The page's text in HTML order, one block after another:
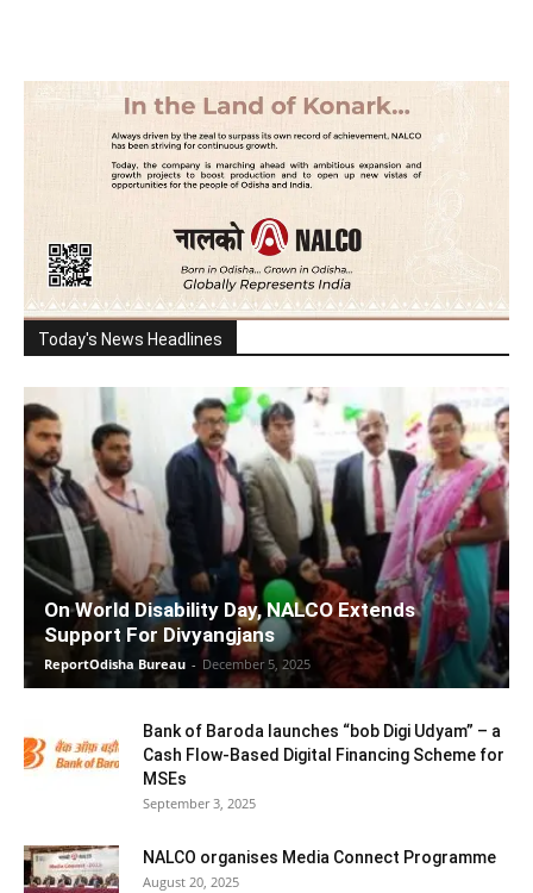
Today's News Headlines
On World Disability Day, NALCO Extends
Support For Divyangjans
ReportOdisha Bureau - December 5, 2025
Bank of Baroda launches “bob Digi Udyam” – a
Cash Flow-Based Digital Financing Scheme for
MSEs
September 3, 2025
NALCO organises Media Connect Programme
August 20, 2025